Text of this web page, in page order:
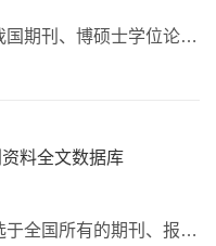
作为一系列大规模集成整合传播我国期刊、博硕士学位论文、工具书、会议论文、（新增）中国学术辑刊全文数据库、（新增）标准全文数据等各类文献资源的大型全文数据库和二次文献数据库，以及由文献内容挖掘产生的知识元数据库。其内容覆盖范围包含自然科学、工程技术、农业、哲学、医学、人文社会科学等各个领域。首都图书馆购买了《中国学术期刊网络出版总库》、《中国博士学位论文全文数据库》、《中国优秀硕士学位论文全文数据库》、《国际会议论文全文数据库》、《中国重要会议论文全文数据库》、《中国工具书网络出版总库》。
料全文数据库
人大复印报刊资料全文数据库精选于全国所有的期刊、报纸，汇集了自改革开放以来国内报刊公开发表近6000余种人文社科学术研究成果的精萃,至今共收录约60多万篇论文。有从大方向按学科分九大类的全文数据库和从小方向按专业分类的数字期刊库两种呈现方式。其涵盖了人文社科的各个方面，哲学、政治学与社会学、法律学、经济学与经济管理学、教育学、文学与艺术、历史学、文化信息传播学以及其他学科。